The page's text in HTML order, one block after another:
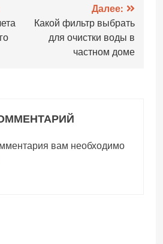
Далее:
Какой фильтр выбрать
для очистки воды в
частном доме
вам необходимо